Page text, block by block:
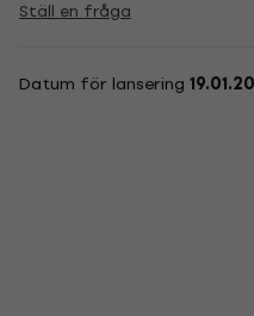
Ställ en fråga
Datum för lansering